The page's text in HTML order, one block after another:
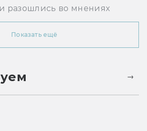
разошлись во мнениях
Показать ещё